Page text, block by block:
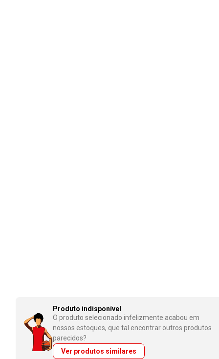
Produto indisponível
O produto selecionado infelizmente acabou em
nossos estoques, que tal encontrar outros produtos
parecidos?
Ver produtos similares